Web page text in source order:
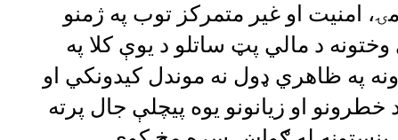
امنیت او غیر متمرکز توب په ژمنو
د مالي پټ ساتلو د یوې کلا په
په ظاهري ډول نه موندل کیدونکي او
او زیانونو یوه پیچلې جال پرته